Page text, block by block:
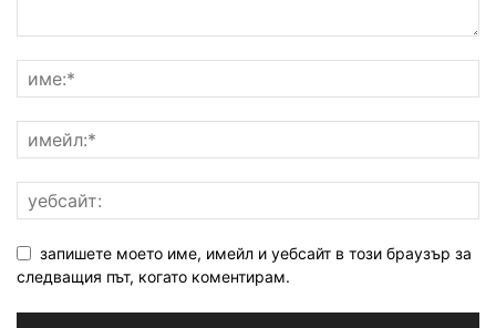
запишете моето име, имейл и уебсайт в този браузър за
следващия път, когато коментирам.